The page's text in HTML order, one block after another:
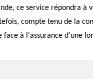
ce service répondra à
compte tenu de la
face à l'assurance d'une